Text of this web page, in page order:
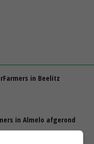
in Beelitz
in Almelo afgerond